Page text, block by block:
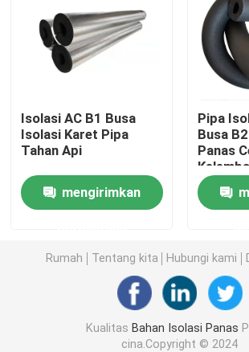
panel sandwich EPS
Papan Isolasi XPS
Membran kedap air
Pipa insulasi busa karet
Tabung Wol Batu
Isolasi AC B1 Busa
Isolasi Karet Pipa
Tahan Api
mengirimkan
Pipa
Busa
Panas
Rumah Tentang kita Hubungi kami
Kualitas Bahan Isolasi Panas
cina.Copyright © 2024